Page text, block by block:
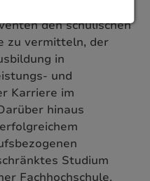
den schulischen
zu vermitteln, der
in
und
Karriere im
hinaus
Studium
Fachhochschule.